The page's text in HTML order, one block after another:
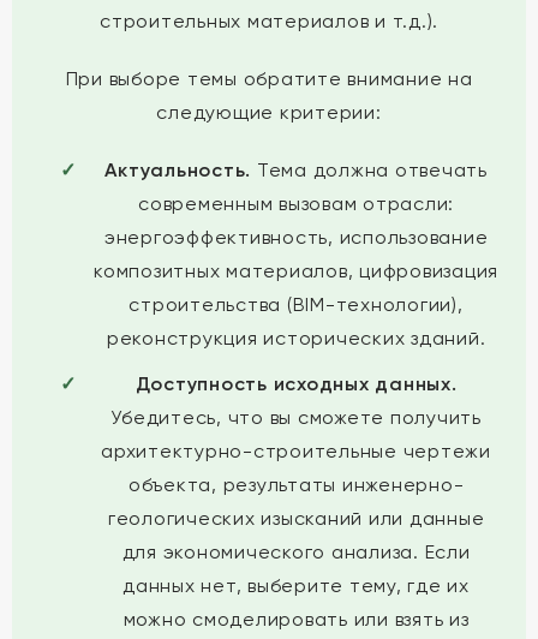
строительных материалов и т.д.).
При выборе темы обратите внимание на
следующие критерии:
Актуальность. Тема должна отвечать
современным вызовам отрасли:
энергоэффективность, использование
композитных материалов, цифровизация
строительства (BIM-технологии),
реконструкция исторических зданий.
Доступность исходных данных.
Убедитесь, что вы сможете получить
архитектурно-строительные чертежи
объекта, результаты инженерно-
геологических изысканий или данные
для экономического анализа. Если
данных нет, выберите тему, где их
можно смоделировать или взять из